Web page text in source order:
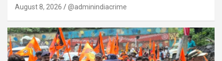
August 8, 2026 @adminindiacrime